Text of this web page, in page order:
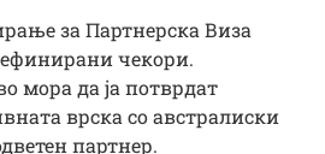
за Партнерска Виза
чекори.
мора да ја потврдат
врска со австралиски
партнер.